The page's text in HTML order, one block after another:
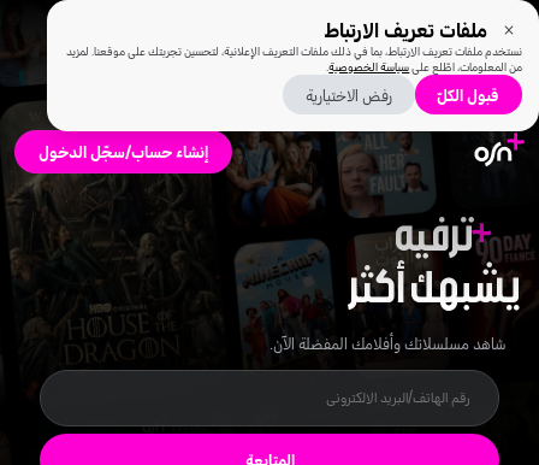
ملفات تعريف الارتباط
نستخدم ملفات تعريف الارتباط، بما في ذلك ملفات التعريف الإعلانية، لتحسين تجربتك على موقعنا. لمزيد
من المعلومات، اطّلع علىسياسة الخصوصية.
رفض الاختيارية قبول الكلّ
إنشاء حساب/سجّل الدخول
ترفيه
يشبهك أكثر
شاهد مسلسلاتك وأفلامك المفضلة الآن.
المتابعة